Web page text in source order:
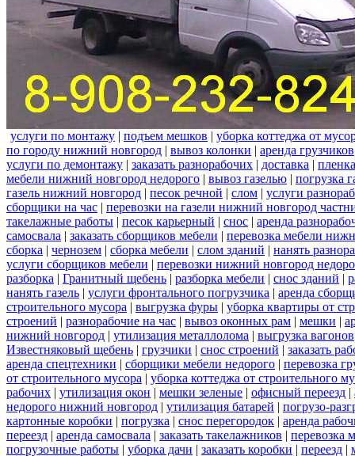
услуги по монтажу | подъем мешков | уборка коттеджа от
по городу нижний новгород | вывоз колонки | аренда грузчиков
услуги по демонтажу | заказать разнорабочих | доставка | пленка
мебели нижний новгород недорого | вывоз газелью | погрузка
газель нижний новгород | песок речной | слом | услуги
сборщики на час | перевозки на газели нижний новгород
такелажные работы | песок карьерный | снос | аренда
самосвала | заказать сборщиков мебели | перевозка мебели
сборка | чернозем | сборка мебели | слом зданий | нанять
услуги сборщиков мебели | перевозки нижний новгород
разборка | Гранитный щебень | разборка мебели | снос зданий |
нанять газель | услуги фронтального погрузчика | аренда
строительного мусора | выгрузка фуры | уборка квартиры от
строений | разнорабочие на час | вывоз оконных рам | мешки |
нижний новгород | утилизация металлолома | выгрузка вагонов
Известняковый щебень | грузчики | снос строений | заказать
аренда спецтехники | сборщики мебели недорого | перевозка
от строительного мусора | уборка коттеджа от строительного
рабочих | утилизация окон | мешки зеленые | офисный переезд |
недорого нижний новгород | утилизация батарей | погрузо-
картонные коробки | погрузка | снос перегородок | аренда
переезд | аренда самосвала | заказать такелажников | перевозка
погрузочные работы | уборка дачи | заказать коробки | переезд |